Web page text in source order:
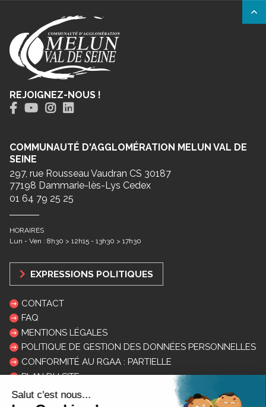
REJOIGNEZ-NOUS !
COMMUNAUTÉ D'AGGLOMÉRATION MELUN VAL DE
SEINE
297, rue Rousseau Vaudran CS 30187
77198 Dammarie-lès-Lys Cedex
01 64 79 25 25
HORAIRES
Lun - Ven : 8h30 > 12h15 - 13h30 > 17h30
EXPRESSIONS POLITIQUES
CONTACT
FAQ
MENTIONS LÉGALES
POLITIQUE DE GESTION DES DONNÉES PERSONNELLES
CONFORMITÉ AU RGAA : PARTIELLE
PLAN DU SITE
LOGOS ET CHARTE